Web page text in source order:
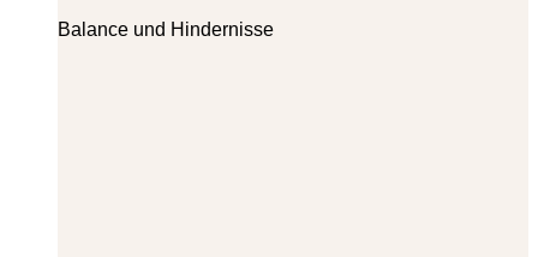
Balance und Hindernisse